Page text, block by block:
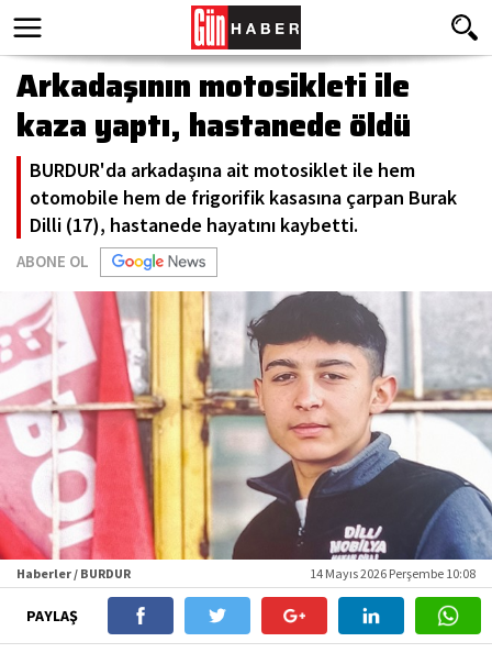
Arkadaşının motosikleti ile
kaza yaptı, hastanede öldü
BURDUR'da arkadaşına ait motosiklet ile hem
otomobile hem de frigorifik kasasına çarpan Burak
Dilli (17), hastanede hayatını kaybetti.
ABONE OL
Haberler / BURDUR 14 Mayıs 2026 Perşembe 10:08
PAYLAŞ